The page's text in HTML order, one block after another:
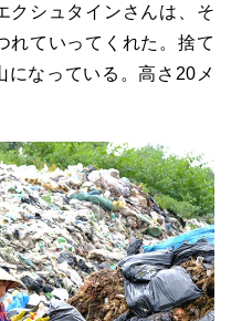
クシュタインさんは、そ
れていってくれた。捨て
になっている。高さ20メ